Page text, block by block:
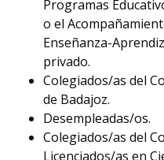
Programas
o el
Enseñanza-
privado.
Colegiados/as del
de Badajoz.
Desempleadas/os.
Colegiados/as del
Licenciados/as en